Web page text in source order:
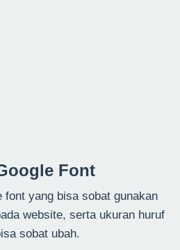
Font
font yang bisa sobat gunakan
website, serta ukuran huruf
sobat ubah.